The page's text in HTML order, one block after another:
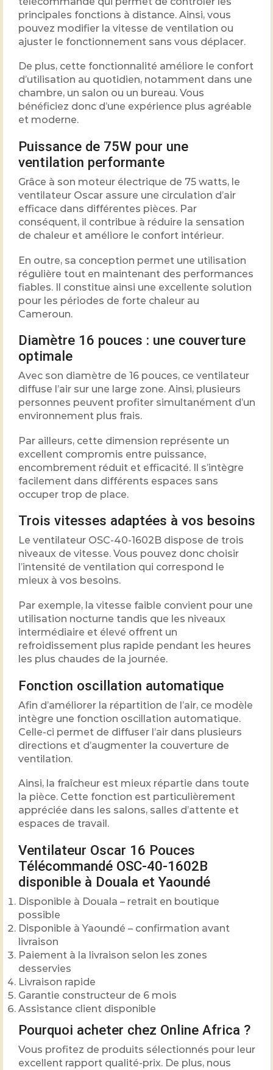
principales fonctions à distance. Ainsi, vous
pouvez modifier la vitesse de ventilation ou
ajuster le fonctionnement sans vous déplacer.
De plus, cette fonctionnalité améliore le confort
d’utilisation au quotidien, notamment dans une
chambre, un salon ou un bureau. Vous
bénéficiez donc d’une expérience plus agréable
et moderne.
Puissance de 75W pour une
ventilation performante
Grâce à son moteur électrique de 75 watts, le
ventilateur Oscar assure une circulation d’air
efficace dans différentes pièces. Par
conséquent, il contribue à réduire la sensation
de chaleur et améliore le confort intérieur.
En outre, sa conception permet une utilisation
régulière tout en maintenant des performances
fiables. Il constitue ainsi une excellente solution
pour les périodes de forte chaleur au
Cameroun.
Diamètre 16 pouces : une couverture
optimale
Avec son diamètre de 16 pouces, ce ventilateur
diffuse l’air sur une large zone. Ainsi, plusieurs
personnes peuvent profiter simultanément d’un
environnement plus frais.
Par ailleurs, cette dimension représente un
excellent compromis entre puissance,
encombrement réduit et efficacité. Il s’intègre
facilement dans différents espaces sans
occuper trop de place.
Trois vitesses adaptées à vos besoins
Le ventilateur OSC-40-1602B dispose de trois
niveaux de vitesse. Vous pouvez donc choisir
l’intensité de ventilation qui correspond le
mieux à vos besoins.
Par exemple, la vitesse faible convient pour une
utilisation nocturne tandis que les niveaux
intermédiaire et élevé offrent un
refroidissement plus rapide pendant les heures
les plus chaudes de la journée.
Fonction oscillation automatique
Afin d’améliorer la répartition de l’air, ce modèle
intègre une fonction oscillation automatique.
Celle-ci permet de diffuser l’air dans plusieurs
directions et d’augmenter la couverture de
ventilation.
Ainsi, la fraîcheur est mieux répartie dans toute
la pièce. Cette fonction est particulièrement
appréciée dans les salons, salles d’attente et
espaces de travail.
Ventilateur Oscar 16 Pouces
Télécommandé OSC-40-1602B
disponible à Douala et Yaoundé
Disponible à Douala – retrait en boutique
possible
Disponible à Yaoundé – confirmation avant
livraison
Paiement à la livraison selon les zones
desservies
Livraison rapide
Garantie constructeur de 6 mois
Assistance client disponible
Pourquoi acheter chez Online Africa ?
Vous profitez de produits sélectionnés pour leur
excellent rapport qualité-prix. De plus, nous